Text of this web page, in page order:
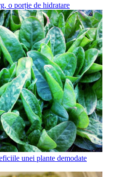
o porție de hidratare
unei plante demodate